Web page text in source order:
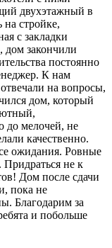
двухэтажный в
стройке,
с закладки
дом закончили
постоянно
К нам
на вопросы,
дом, который
до мелочей, не
качественно.
ожидания. Ровные
не к
Дом после сдачи
пока не
Благодарим за
и побольше